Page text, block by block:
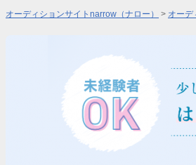
オーディションサイトnarrow（ナロー） > オーデ